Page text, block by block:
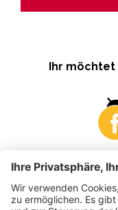
Ihr möchtet